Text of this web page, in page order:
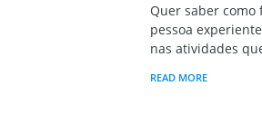
Quer saber como
pessoa
nas atividades
READ MORE